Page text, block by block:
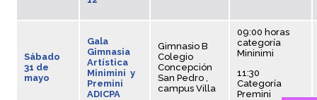
Sábado
31 de
mayo
Gala
Gimnasia
Artística
Minimini y
Premini
ADICPA
Gimnasio B
Colegio
Concepción
San Pedro ,
campus Villa
09:00 horas
categoría
Mininimi
11:30
Categoría
Premini